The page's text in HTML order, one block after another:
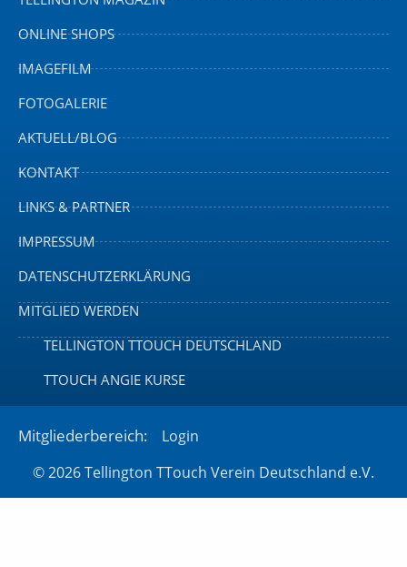
ONLINE SHOPS
IMAGEFILM
FOTOGALERIE
AKTUELL/BLOG
KONTAKT
LINKS & PARTNER
IMPRESSUM
DATENSCHUTZERKLÄRUNG
MITGLIED WERDEN
TELLINGTON TTOUCH DEUTSCHLAND
TTOUCH ANGIE KURSE
© 2026 Tellington TTouch Verein Deutschland e.V.
Mitgliederbereich: Login